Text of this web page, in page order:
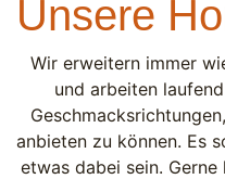
Unsere
Wir erweitern immer
und arbeiten
anbieten zu können. Es
etwas dabei sein.